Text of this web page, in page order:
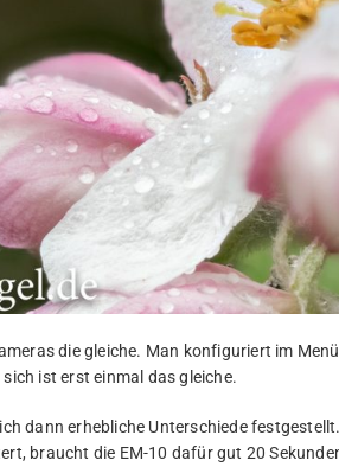
die gleiche. Man konfiguriert im
ist erst einmal das gleiche.
dann erhebliche Unterschiede
braucht die EM-10 dafür gut 20